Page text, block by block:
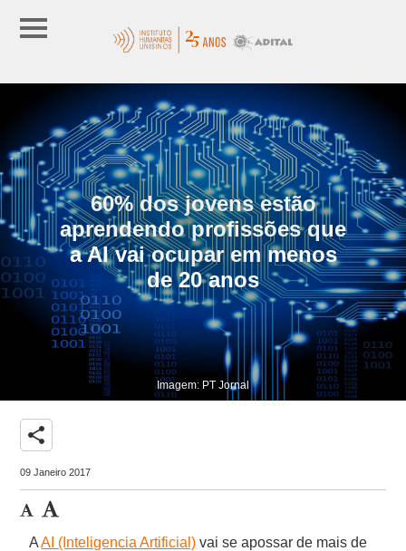
60% dos jovens estão
aprendendo profissões que
a AI vai ocupar em menos
de 20 anos
Imagem: PT Jornal
share
09 Janeiro 2017
AAI (Inteligencia Artificial) vai se apossar de mais de